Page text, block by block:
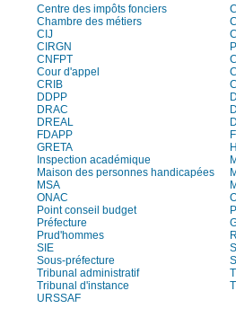
Centre des impôts fonciers
Chambre des métiers
CIJ
CIRGN
CNFPT
Cour d'appel
CRIB
DDPP
DRAC
DREAL
FDAPP
GRETA
Inspection académique
Maison des personnes handicapées
MSA
ONAC
Point conseil budget
Préfecture
Prud'hommes
SIE
Sous-préfecture
Tribunal administratif
Tribunal d'instance
URSSAF